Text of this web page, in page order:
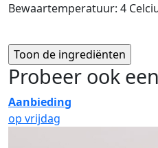
Bewaartemperatuur: 4
Probeer ook
Aanbieding
op vrijdag